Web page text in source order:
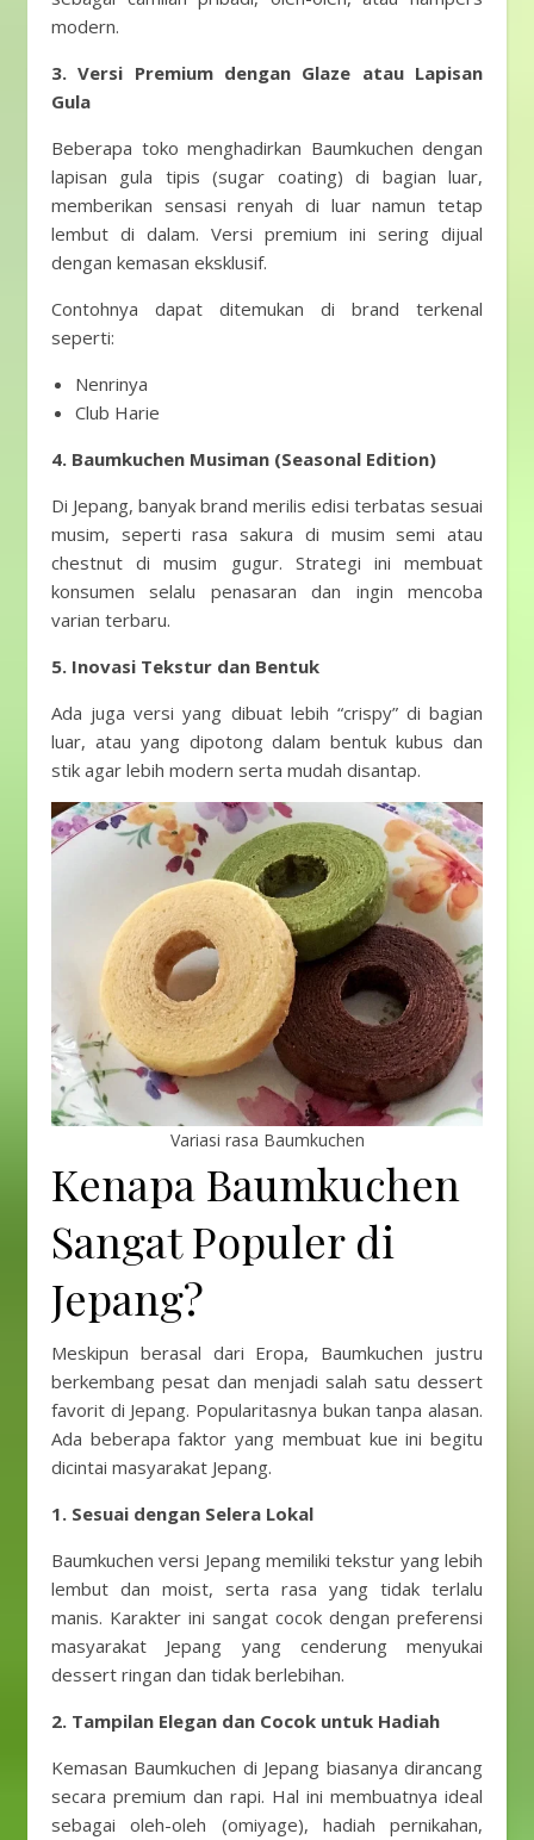
modern.
3. Versi Premium dengan Glaze atau Lapisan
Gula
Beberapa toko menghadirkan Baumkuchen dengan
lapisan gula tipis (sugar coating) di bagian luar,
memberikan sensasi renyah di luar namun tetap
lembut di dalam. Versi premium ini sering dijual
dengan kemasan eksklusif.
Contohnya dapat ditemukan di brand terkenal
seperti:
Nenrinya
Club Harie
4. Baumkuchen Musiman (Seasonal Edition)
Di Jepang, banyak brand merilis edisi terbatas sesuai
musim, seperti rasa sakura di musim semi atau
chestnut di musim gugur. Strategi ini membuat
konsumen selalu penasaran dan ingin mencoba
varian terbaru.
5. Inovasi Tekstur dan Bentuk
Ada juga versi yang dibuat lebih “crispy” di bagian
luar, atau yang dipotong dalam bentuk kubus dan
stik agar lebih modern serta mudah disantap.
Variasi rasa Baumkuchen
Kenapa Baumkuchen
Sangat Populer di
Jepang?
Meskipun berasal dari Eropa, Baumkuchen justru
berkembang pesat dan menjadi salah satu dessert
favorit di Jepang. Popularitasnya bukan tanpa alasan.
Ada beberapa faktor yang membuat kue ini begitu
dicintai masyarakat Jepang.
1. Sesuai dengan Selera Lokal
Baumkuchen versi Jepang memiliki tekstur yang lebih
lembut dan moist, serta rasa yang tidak terlalu
manis. Karakter ini sangat cocok dengan preferensi
masyarakat Jepang yang cenderung menyukai
dessert ringan dan tidak berlebihan.
2. Tampilan Elegan dan Cocok untuk Hadiah
Kemasan Baumkuchen di Jepang biasanya dirancang
secara premium dan rapi. Hal ini membuatnya ideal
sebagai oleh-oleh (omiyage), hadiah pernikahan,